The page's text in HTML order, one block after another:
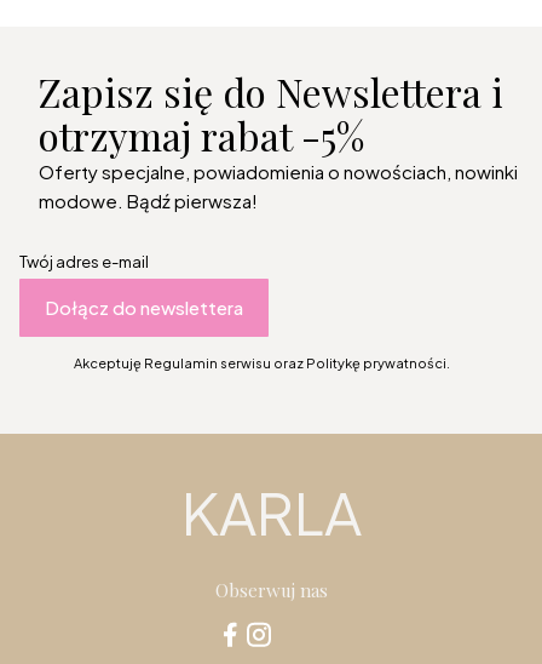
Zapisz się do Newslettera i
otrzymaj rabat -5%
Oferty specjalne, powiadomienia o nowościach, nowinki
modowe. Bądź pierwsza!
Twój adres e-mail
Dołącz do newslettera
Akceptuję Regulamin serwisu oraz Politykę prywatności.
KARLA
Obserwuj nas